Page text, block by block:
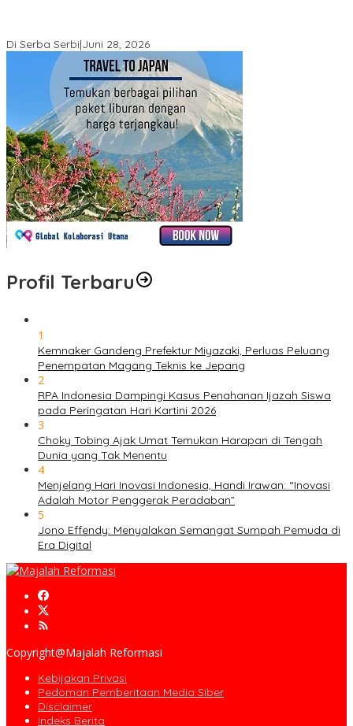
Di Serba Serbi|Juni 28, 2026
Profil Terbaru
1
Kemnaker Gandeng Prefektur Miyazaki, Perluas Peluang
Penempatan Magang Teknis ke Jepang
2
RPA Indonesia Dampingi Kasus Penahanan Ijazah Siswa
pada Peringatan Hari Kartini 2026
3
Choky Tobing Ajak Umat Temukan Harapan di Tengah
Dunia yang Tak Menentu
4
Menjelang Hari Inovasi Indonesia, Handi Irawan: “Inovasi
Adalah Motor Penggerak Peradaban”
5
Jono Effendy: Menyalakan Semangat Sumpah Pemuda di
Era Digital
Copyright@Majalah Reformasi
Kebijakan Privasi
Pedoman Pemberitaan Media Siber
Disclaimer
Indeks Berita